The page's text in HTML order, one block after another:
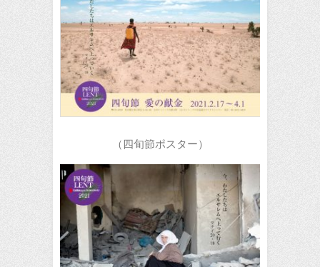
（四旬節ポスター）